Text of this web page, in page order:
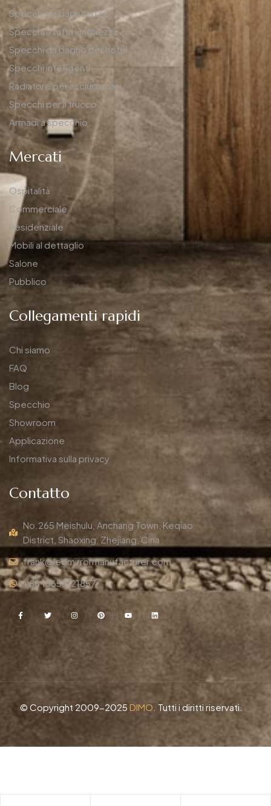
Specchi da bagno a LED
Specchi a tutta lunghezza
Specchi da bagno per hotel
Specchi intelligenti
Radiatore per asciugamani
Specchi per il trucco
Armadi a specchio
Mercati
Ospitalità
Commerciale
Residenziale
Mobili al dettaglio
Salone
Pubblico
Collegamenti rapidi
Chi siamo
FAQ
Blog
Specchio
Showroom
Applicazione
Informativa sulla privacy
Contatto
No.265 Meishulu, Anchang Town, Keqiao
District, Shaoxing, Zhejiang, Cina
frank@ledmirrormanufacturer.com
+86 15658121857
© Copyright 2009-2025 DIMO . Tutti i diritti riservati.